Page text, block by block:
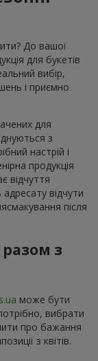
До вашої
для букетів
вибір,
і приємно
для
з
настрій і
продукція
відчуття
відчути
після
з
може бути
вибрати
про бажання
з квітів.